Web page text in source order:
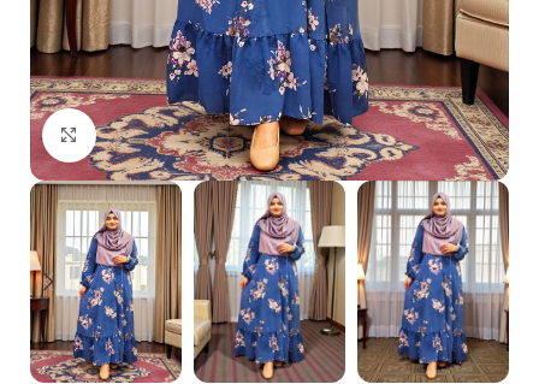
Click to enlarge